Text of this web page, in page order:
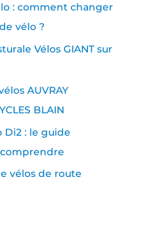
: comment changer
vélo ?
Vélos GIANT sur
AUVRAY
BLAIN
Di2 : le guide
vélos de route